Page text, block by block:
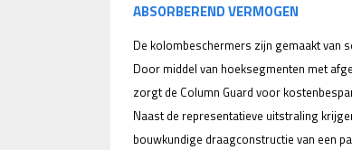
ABSORBEREND VERMOGEN
De kolombeschermers zijn gemaakt van
Door middel van hoeksegmenten met
zorgt de Column Guard voor
Naast de representatieve uitstraling
bouwkundige draagconstructie van een